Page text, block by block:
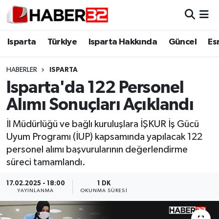
Isparta Türkiye Isparta Hakkında Güncel
HABERLER ISPARTA
Isparta'da 122 Personel
Alımı Sonuçları Açıklandı
İl Müdürlüğü ve bağlı kuruluşlara İŞKUR İş Gücü
Uyum Programı (İUP) kapsamında yapılacak 122
personel alımı başvurularının değerlendirme
süreci tamamlandı.
17.02.2025 - 18:00
YAYINLANMA
1 DK
OKUNMA SÜRESI
Isparta
Esnaf Diyor ki;
ASAYİŞ
BİLİM VE TEKNOLOJİ
EĞİTİM
GENEL
Güncel
Isparta Nöbetçi Eczaneler
Isparta Trafik Yoğunluk Haritası
Süper Lig Puan Durumu ve Fikstür
Tüm Manşetler
Son Dakika Haberleri
Haber Arşivi